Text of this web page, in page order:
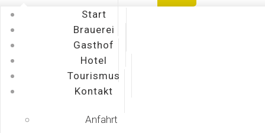
Start
Brauerei
Gasthof
Hotel
Tourismus
Kontakt
Anfahrt